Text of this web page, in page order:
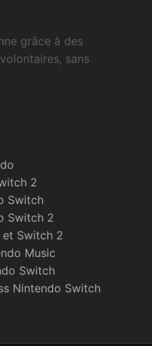
grâce à des
sans
2
Switch
Switch 2
Switch 2
Music
Switch
Nintendo Switch